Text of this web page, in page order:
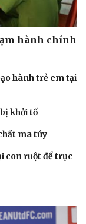
hành chính
hành trẻ em tại
khởi tố
ma túy
con ruột để trục